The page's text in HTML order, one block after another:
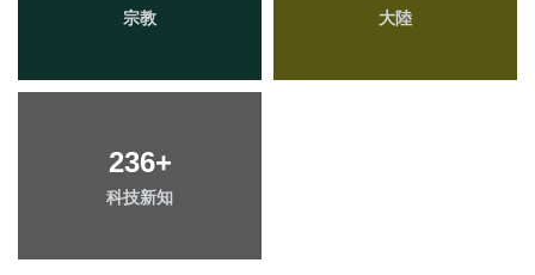
宗教 大陸
236+
科技新知